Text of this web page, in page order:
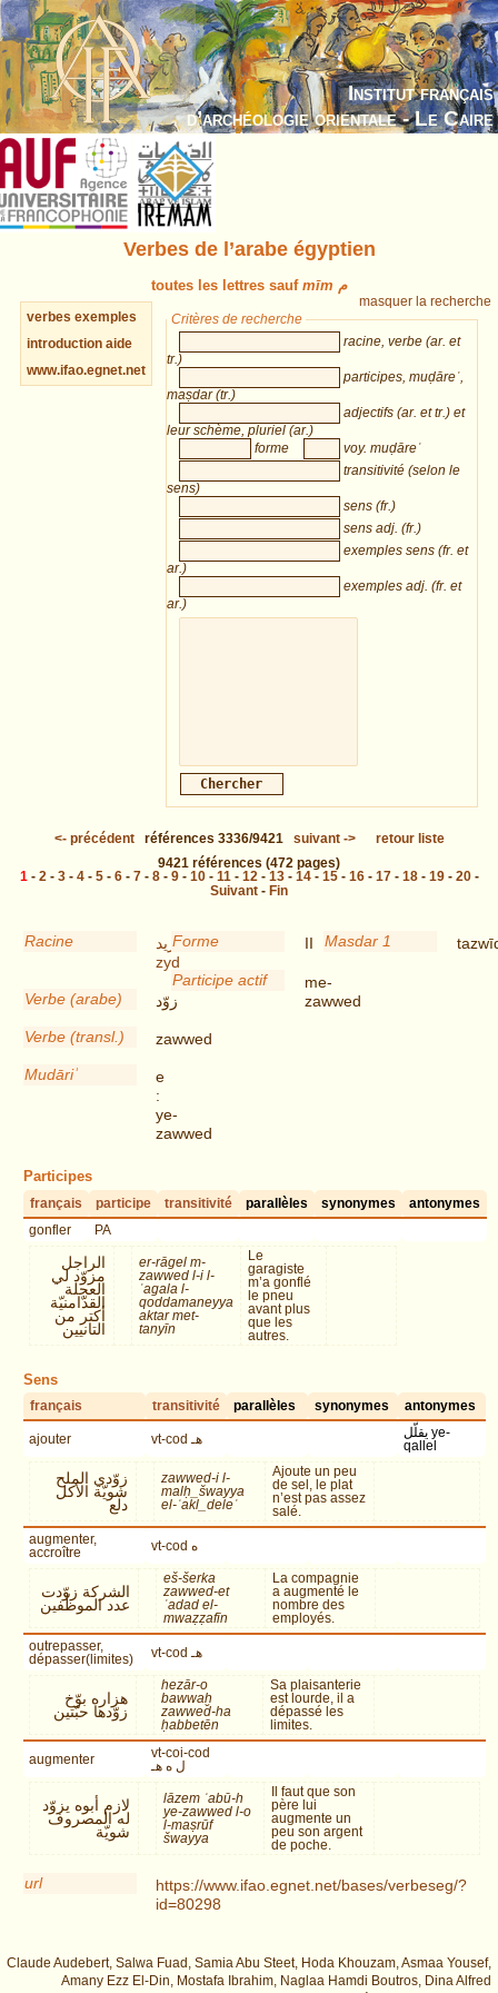
Institut français
d’archéologie orientale - Le Caire
Verbes de l’arabe égyptien
toutes les lettres sauf mīm م
verbes exemples
introduction aide
www.ifao.egnet.net
masquer la recherche
Critères de recherche
racine, verbe (ar. et
tr.)
participes, muḍāreʿ,
maṣdar (tr.)
adjectifs (ar. et tr.) et
leur schème, pluriel (ar.)
forme
voy. muḍāreʿ
transitivité (selon le
sens)
sens (fr.)
sens adj. (fr.)
exemples sens (fr. et
ar.)
exemples adj. (fr. et
ar.)
<- précédent références 3336/9421 suivant->
retour liste
9421 références (472 pages)
1- 2- 3- 4- 5- 6- 7- 8- 9- 10- 11- 12- 13- 14- 15- 16- 17- 18- 19- 20-
Suivant - Fin
Racine
زيد
zyd
Verbe (arabe) زوّد
Verbe (transl.) zawwed
Mudāriʾ
e
:
ye-
zawwed
Forme II
Participe actif
me-
zawwed
Masdar 1
Participes
français participe transitivité parallèles synonymes
antonymes
gonfler
PA
الراجل
مزوّد لي
العجلة
القدّامنيّة
أكتر من
التانيين
er-rāgel m-
zawwed l-i l-
ʿagala l-
qoddamaneyya
aktar met-
tanyīn
Le
garagiste
m’a gonflé
le pneu
avant plus
que les
autres.
Sens
français transitivité parallèles synonymes antonymes
ajouter vt-cod هـ
يقلّل ye-
qallel
زوّدي الملح
شويّة الأكل
دلع
zawwed-i l-
malḥ_šwayya
el-ʾakl_deleʿ
Ajoute un peu
de sel, le plat
n’est pas assez
salé.
augmenter,
accroître
vt-cod ه
الشركة زوّدت
عدد الموظّفين
eš-šerka
zawwed-et
ʿadad el-
mwaẓẓafīn
La compagnie
a augmenté le
nombre des
employés.
outrepasser,
dépasser(limites)
vt-cod هـ
هزاره بوّخ
زوّدها حبّتين
hezār-o
bawwaḫ
zawwed-ha
ḥabbetēn
Sa plaisanterie
est lourde, il a
dépassé les
limites.
augmenter
vt-coi-cod
ل ه هـ
لازم أبوه يزوّد
له المصروف
شويّة
lāzem ʾabū-h
ye-zawwed l-o
l-maṣrūf
šwayya
Il faut que son
père lui
augmente un
peu son argent
de poche.
url
https://www.ifao.egnet.net/bases/verbeseg/?
id=80298
Claude Audebert, Salwa Fuad, Samia Abu Steet, Hoda Khouzam, Asmaa Yousef,
Amany Ezz El-Din, Mostafa Ibrahim, Naglaa Hamdi Boutros, Dina Alfred